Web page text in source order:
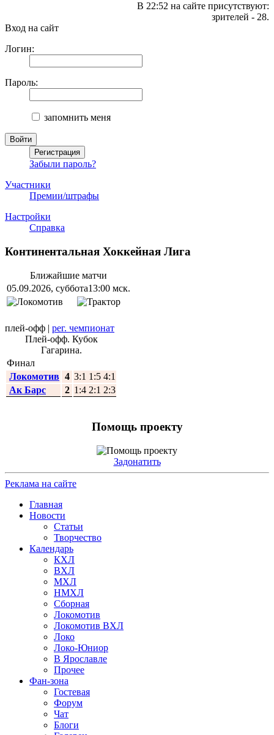
В 22:52 на сайте присутствуют:
зрителей - 28.
Вход на сайт
Логин:
Пароль:
запомнить меня
Забыли пароль?
Участники
Премии/штрафы
Настройки
Справка
Континентальная Хоккейная Лига
Ближайшие матчи
05.09.2026, суббота13:00 мск.
плей-офф | рег. чемпионат
Плей-офф. Кубок
Гагарина.
Финал
Локомотив 4 3:1 1:5 4:1
Ак Барс
2 1:4 2:1 2:3
Помощь проекту
Задонатить
Реклама на сайте
Главная
Новости
Статьи
Творчество
Календарь
КХЛ
ВХЛ
МХЛ
НМХЛ
Сборная
Локомотив
Локомотив ВХЛ
Локо
Локо-Юниор
В Ярославле
Прочее
Фан-зона
Гостевая
Форум
Чат
Блоги